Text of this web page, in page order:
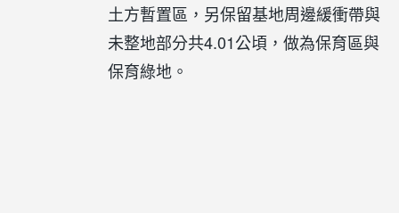
土方暫置區，另保留基地周邊緩衝帶與
未整地部分共4.01公頃，做為保育區與
保育綠地。